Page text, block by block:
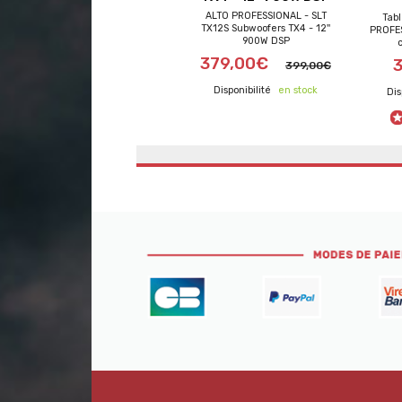
ALTO PROFESSIONAL - SLT
TX12S Subwoofers TX4 - 12''
900W DSP
379,00€ 399,00€
en stock